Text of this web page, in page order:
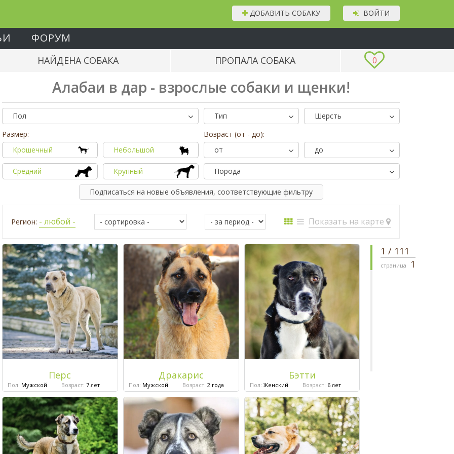
ВОЙТИ
ДОБАВИТЬ СОБАКУ
ФОРУМ
0
НАЙДЕНА СОБАКА ПРОПАЛА СОБАКА
Алабаи в дар - взрослые собаки и щенки!
Пол
Размер:
Крошечный
Небольшой
Средний Крупный
Тип
Шерсть
Возраст (от - до):
от
до
Порода
Подписаться на новые объявления, соответствующие фильтру
Регион: - любой - Показать на карте
Перс
Пол: Мужской Возраст: 7 лет
Дракарис
Пол: Мужской Возраст: 2 года
Бэтти
Пол: Женский Возраст: 6 лет
1 / 111
страница 1